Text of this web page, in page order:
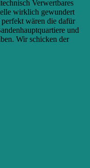
Verwertbares
wirklich gewundert
wären die dafür
und
Wir schicken der